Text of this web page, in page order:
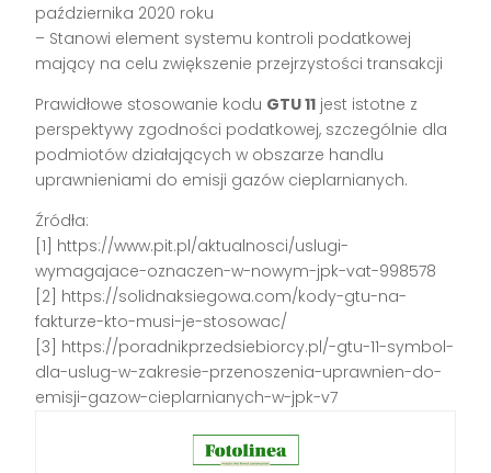
października 2020 roku
– Stanowi element systemu kontroli podatkowej
mający na celu zwiększenie przejrzystości transakcji
Prawidłowe stosowanie kodu GTU 11 jest istotne z
perspektywy zgodności podatkowej, szczególnie dla
podmiotów działających w obszarze handlu
uprawnieniami do emisji gazów cieplarnianych.
Źródła:
[1] https://www.pit.pl/aktualnosci/uslugi-
wymagajace-oznaczen-w-nowym-jpk-vat-998578
[2] https://solidnaksiegowa.com/kody-gtu-na-
fakturze-kto-musi-je-stosowac/
[3] https://poradnikprzedsiebiorcy.pl/-gtu-11-symbol-
dla-uslug-w-zakresie-przenoszenia-uprawnien-do-
emisji-gazow-cieplarnianych-w-jpk-v7